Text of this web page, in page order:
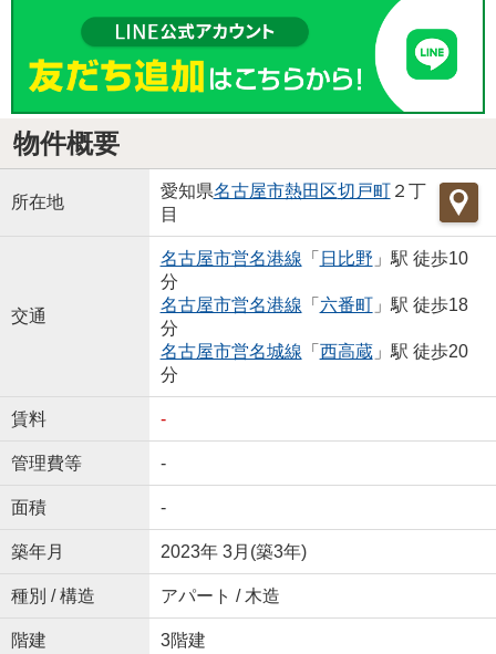
物件概要
所在地
愛知県名古屋市熱田区切戸町２丁
目
交通
名古屋市営名港線 「 日比野 」駅 徒歩10
分
名古屋市営名港線 「 六番町」駅 徒歩18
分
名古屋市営名城線 「 西高蔵」駅 徒歩20
分
賃料 -
管理費等 -
面積 -
築年月 2023年 3月(築3年)
種別 / 構造 アパート / 木造
階建 3階建